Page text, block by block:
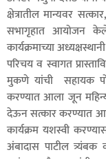
क्षेत्रातील मान्यवर
सभागृहात आयोजन केले
कार्यक्रमाच्या
परिचय व स्वागत
मुकणे यांची सहायक
करण्यात आला जून
देऊन सत्कार करण्यात
कार्यक्रम यशस्वी
अंबादास पाटील